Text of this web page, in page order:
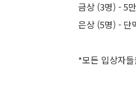
금상 (3명) - 5
은상 (5명) - 단
*모든 입상자